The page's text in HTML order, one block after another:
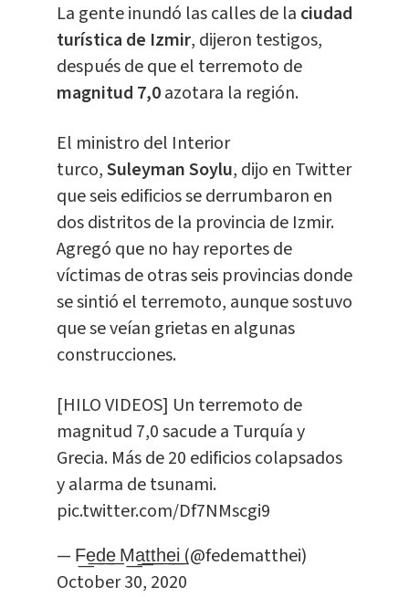
La gente inundó las calles de la ciudad
turística de Izmir, dijeron testigos,
después de que el terremoto de
magnitud 7,0azotara la región.
El ministro del Interior
turco,Suleyman Soylu, dijo en Twitter
que seis edificios se derrumbaron en
dos distritos de la provincia de Izmir.
Agregó que no hay reportes de
víctimas de otras seis provincias donde
se sintió el terremoto, aunque sostuvo
que se veían grietas en algunas
construcciones.
[HILO VIDEOS] Un terremoto de
magnitud 7,0 sacude a Turquía y
Grecia. Más de 20 edificios colapsados
y alarma de tsunami.
pic.twitter.com/Df7NMscgi9
— F͟e͟d͟e͟ M͟a͟t͟t͟h͟e͟i͟ (@fedematthei)
October 30, 2020